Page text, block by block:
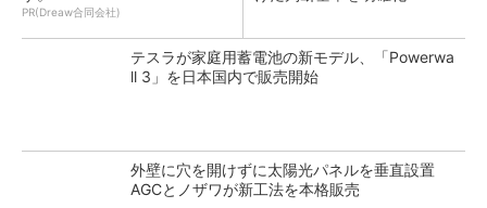
PR(Dreaw合同会社)
テスラが家庭用蓄電池の新モデル、「Powerwa
ll 3」を日本国内で販売開始
外壁に穴を開けずに太陽光パネルを垂直設置
AGCとノザワが新工法を本格販売